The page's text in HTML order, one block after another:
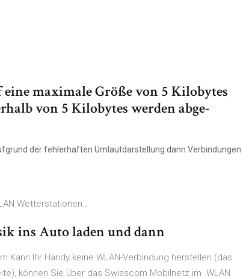
maximale Größe von 5 Kilobytes
von 5 Kilobytes werden abge-
der fehlerhaften Umlautdarstellung dann Verbindungen
Wetterstationen…
ins Auto laden und dann
Kann Ihr Handy keine WLAN-Verbindung herstellen (das
können Sie über das Swisscom Mobilnetz im WLAN